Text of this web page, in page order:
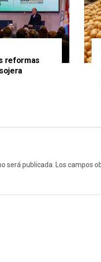
reformas
será publicada. Los campos